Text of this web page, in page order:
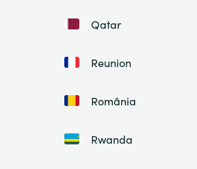
Qatar
Reunion
România
Rwanda